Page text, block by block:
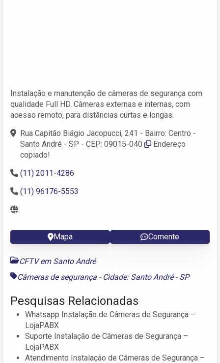
Instalação e manutenção de câmeras de segurança com
qualidade Full HD. Câmeras externas e internas, com
acesso remoto, para distâncias curtas e longas.
Rua Capitão Biágio Jacopucci, 241 - Bairro: Centro -
Santo André - SP - CEP: 09015-040
Endereço
copiado!
(11) 2011-4286
(11) 96176-5553
Mapa Comente
CFTV em Santo André
Câmeras de segurança - Cidade: Santo André - SP
Pesquisas Relacionadas
Whatsapp Instalação de Câmeras de Segurança –
LojaPABX
Suporte Instalação de Câmeras de Segurança –
LojaPABX
Atendimento Instalação de Câmeras de Segurança –